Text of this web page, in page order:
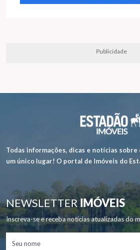
Publicidade
Todas informações, dicas e notícias
um único lugar! O portal de Imóveis do
NEWSLETTERIMÓVEIS
Inscreva-se e receba notícias atualizadas do